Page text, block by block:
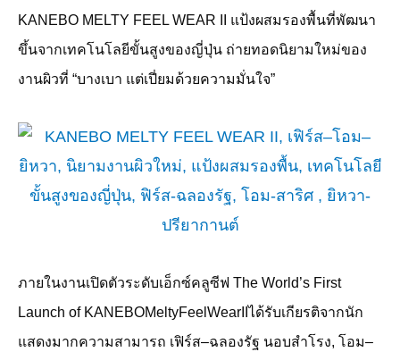
KANEBO MELTY FEEL WEAR II แป้งผสมรองพื้นที่พัฒนา
ขึ้นจากเทคโนโลยีขั้นสูงของญี่ปุ่น ถ่ายทอดนิยามใหม่ของ
งานผิวที่ “บางเบา แต่เปี่ยมด้วยความมั่นใจ”
ภายในงานเปิดตัวระดับเอ็กซ์คลูซีฟ The World’s First
Launch of KANEBOMeltyFeelWearIIได้รับเกียรติจากนัก
แสดงมากความสามารถ เฟิร์ส–ฉลองรัฐ นอบสำโรง, โอม–